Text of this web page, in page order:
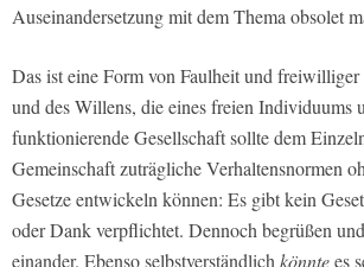
Auseinandersetzung mit dem Thema obsolet
Das ist eine Form von Faulheit und freiwilliger
und des Willens, die eines freien Individuums
funktionierende Gesellschaft sollte dem
Gemeinschaft zuträgliche Verhaltensnormen
Gesetze entwickeln können: Es gibt kein
oder Dank verpflichtet. Dennoch begrüßen
einander. Ebenso selbstverständlichkönntees